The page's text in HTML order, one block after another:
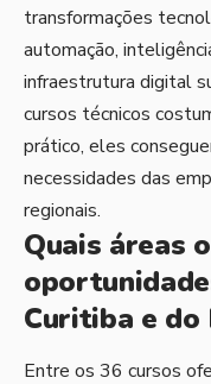
transformações
automação,
infraestrutura digital
cursos técnicos
prático, eles
necessidades das
regionais.
Quais áreas
Curitiba e do
Entre os 36 cursos